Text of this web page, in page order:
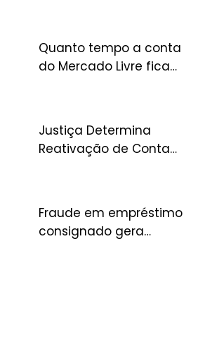
Quanto tempo a conta
do Mercado Livre fica
Justiça Determina
Reativação de Conta
Plataforma por Danos
Fraude em empréstimo
consignado gera